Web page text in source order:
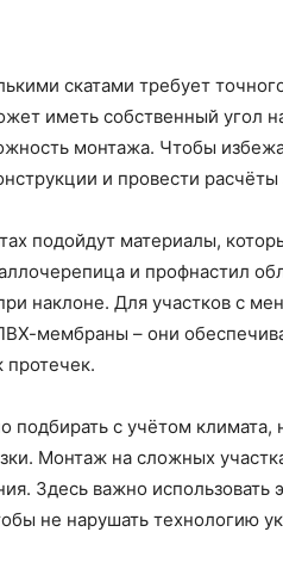
скатами требует
иметь собственный угол
монтажа. Чтобы
и провести расчёты
подойдут материалы,
и профнастил
наклоне. Для участков с
мембраны – они
протечек.
подбирать с учётом
Монтаж на сложных
Здесь важно
не нарушать технологию